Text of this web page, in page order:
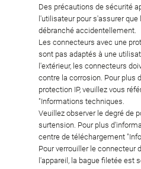
Des précautions de sécurité
l'utilisateur pour s'assurer
débranché accidentellement.
Les connecteurs avec une
sont pas adaptés à une
l'extérieur, les connecteurs
contre la corrosion. Pour plus
protection IP, veuillez vous
"Informations techniques.
Veuillez observer le degré de
surtension. Pour plus
centre de téléchargement
Pour verrouiller le connecteur
l'appareil, la bague filetée est